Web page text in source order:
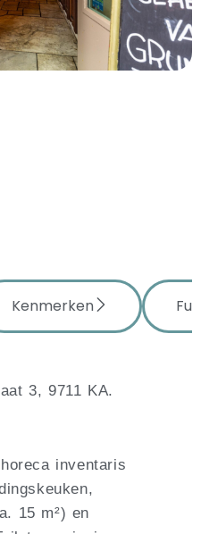
Kenmerken
3, 9711 KA.
inventaris
15 m²) en